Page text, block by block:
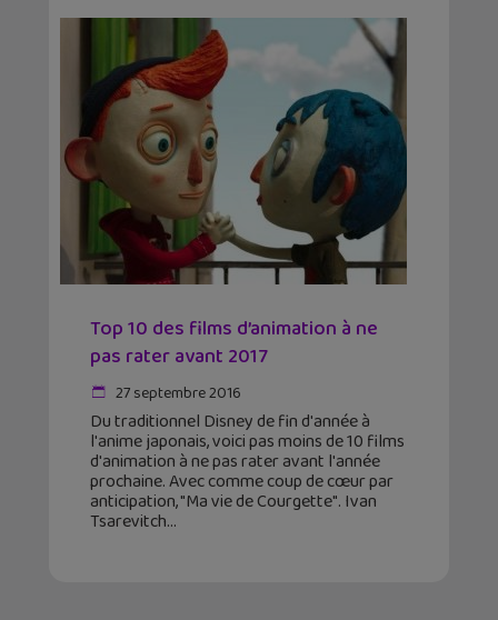
Top 10 des films d’animation à ne
pas rater avant 2017
27 septembre 2016
Du traditionnel Disney de fin d'année à
l'anime japonais, voici pas moins de 10 films
d'animation à ne pas rater avant l'année
prochaine. Avec comme coup de cœur par
anticipation, "Ma vie de Courgette". Ivan
Tsarevitch